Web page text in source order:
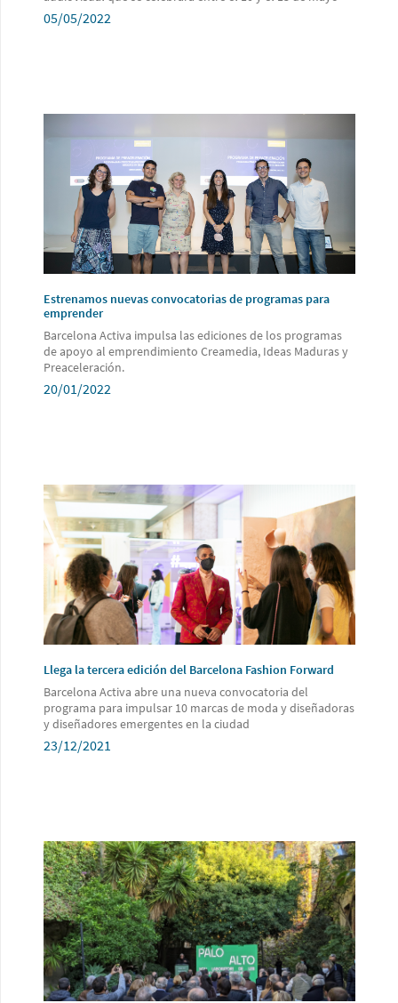
05/05/2022
Estrenamos nuevas convocatorias de programas para
emprender
Barcelona Activa impulsa las ediciones de los programas
de apoyo al emprendimiento Creamedia, Ideas Maduras y
Preaceleración.
20/01/2022
Llega la tercera edición del Barcelona Fashion Forward
Barcelona Activa abre una nueva convocatoria del
programa para impulsar 10 marcas de moda y diseñadoras
y diseñadores emergentes en la ciudad
23/12/2021